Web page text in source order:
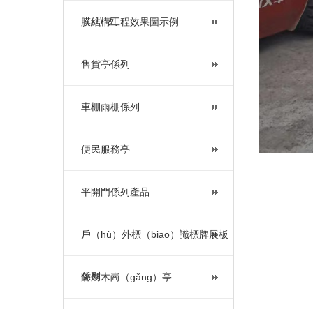
（xì）列
膜結構工程效果圖示例
售貨亭係列
車棚雨棚係列
便民服務亭
平開門係列產品
戶（hù）外標（biāo）識標牌展板
係列
防腐木崗（gǎng）亭